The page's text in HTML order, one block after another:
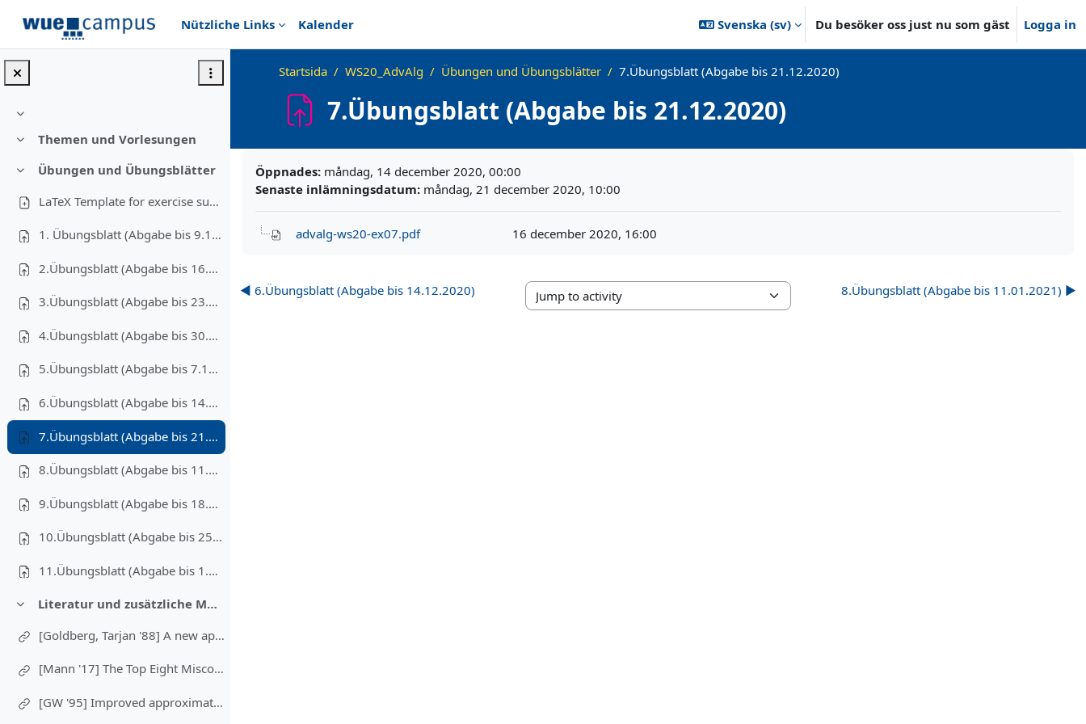
Nützliche Links
Kalender Svenska ‎(sv)‎ Du besöker oss just nu som gäst Logga in
Fäll ihop
Fäll ihop
Themen und Vorlesungen
Fäll ihop
Übungen und Übungsblätter
LaTeX Template for exercise submissions
1. Übungsblatt (Abgabe bis 9.11.2020)
2.Übungsblatt (Abgabe bis 16.11.2020)
3.Übungsblatt (Abgabe bis 23.11.2020)
4.Übungsblatt (Abgabe bis 30.11.2020)
5.Übungsblatt (Abgabe bis 7.12.2020)
6.Übungsblatt (Abgabe bis 14.12.2020)
7.Übungsblatt (Abgabe bis 21.12.2020)
8.Übungsblatt (Abgabe bis 11.01.2021)
9.Übungsblatt (Abgabe bis 18.01.2021)
10.Übungsblatt (Abgabe bis 25.01.2021)
11.Übungsblatt (Abgabe bis 1.02.2021)
Fäll ihop
Literatur und zusätzliche Materialien
[Goldberg, Tarjan '88] A new approach to the maximum-flow problem
[Mann '17] The Top Eight Misconceptions about NP-Hardness
[GW '95] Improved approximation algorithms for maximum cut and satisfiability problems using semidefinite programming
Startsida WS20_AdvAlg Übungen und Übungsblätter 7.Übungsblatt (Abgabe bis 21.12.2020)
7.Übungsblatt (Abgabe bis 21.12.2020)
Öppnades: måndag, 14 december 2020, 00:00
Senaste inlämningsdatum: måndag, 21 december 2020, 10:00
advalg-ws20-ex07.pdf 16 december 2020, 16:00
◀︎ 6.Übungsblatt (Abgabe bis 14.12.2020)
Jump to activity
8.Übungsblatt (Abgabe bis 11.01.2021) ▶︎